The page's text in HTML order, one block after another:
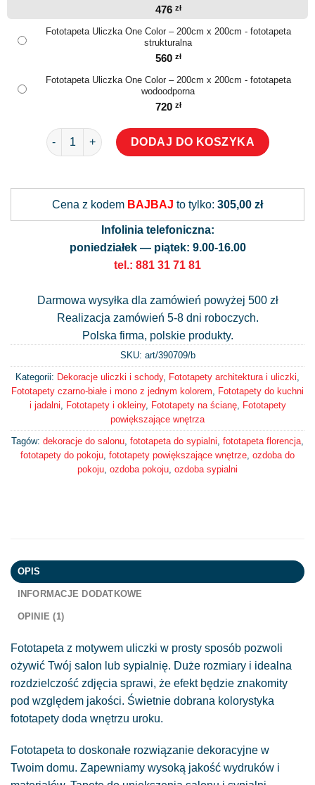
476 zł
Fototapeta Uliczka One Color – 200cm x 200cm - fototapeta
strukturalna
560 zł
Fototapeta Uliczka One Color – 200cm x 200cm - fototapeta
wodoodporna
720 zł
ilość Fototapeta Uliczka One Color
DODAJ DO KOSZYKA
Cena z kodem BAJBAJ to tylko: 305,00 zł
Infolinia telefoniczna:
poniedziałek — piątek: 9.00-16.00
tel.: 881 31 71 81
Darmowa wysyłka dla zamówień powyżej 500 zł
Realizacja zamówień 5-8 dni roboczych.
Polska firma, polskie produkty.
SKU: art/390709/b
Kategorii: Dekoracje uliczki i schody, Fototapety architektura i uliczki
Fototapety czarno-białe i mono z jednym kolorem
Fototapety do kuchni
i jadalni
Fototapety i okleiny, Fototapety na ścianę,
Fototapety
powiększające wnętrza
Tagów: dekoracje do salonu fototapeta do sypialni fototapeta florencja
fototapety do pokoju fototapety powiększające wnętrze ozdoba do
pokoju ozdoba pokoju ozdoba sypialni
OPIS
INFORMACJE DODATKOWE
OPINIE (1)
Fototapeta z motywem uliczki w prosty sposób pozwoli
ożywić Twój salon lub sypialnię. Duże rozmiary i idealna
rozdzielczość zdjęcia sprawi, że efekt będzie znakomity
pod względem jakości. Świetnie dobrana kolorystyka
fototapety doda wnętrzu uroku.
Fototapeta to doskonałe rozwiązanie dekoracyjne w
Twoim domu. Zapewniamy wysoką jakość wydruków i